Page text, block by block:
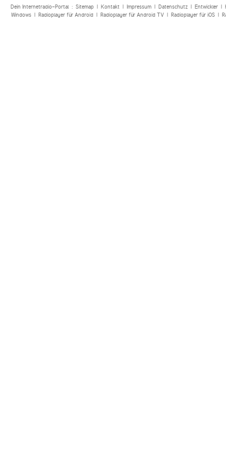
Dein Internetradio-Portal : Sitemap| Kontakt| Impressum| Datenschutz| Entwickler|
Windows| Radioplayer für Android| Radioplayer für Android TV| Radioplayer für iOS|